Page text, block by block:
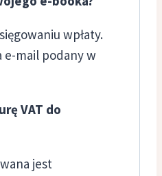
wpłaty.
e-mail podany w
VAT do
jest